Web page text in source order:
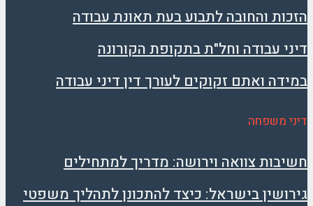
הזכות והחובה לתבוע בעת תאונת עבודה
דיני עבודה וחל"ת בתקופת הקורונה
במידה ואתם זקוקים לעורך דין דיני עבודה
דיני משפחה
חשיבות צוואה וירושה: מדריך למתחילים
גירושין בישראל: כיצד להתכונן לתהליך משפטי